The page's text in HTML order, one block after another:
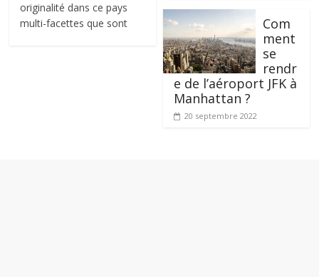
originalité dans ce pays
multi-facettes que sont
Com
ment
se
rendr
e de l’aéroport JFK à
Manhattan ?
20 septembre 2022